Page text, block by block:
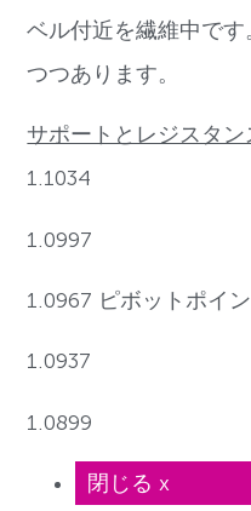
ベル付近を繊維中です
つつあります。
サポートとレジスタン
1.1034
1.0997
1.0967 ピボットポイン
1.0937
1.0899
閉じる x